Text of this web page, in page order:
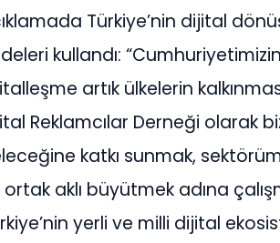
Türkiye’nin dijital
kullandı:
artık ülkelerin
Reklamcılar Derneği olarak
katkı sunmak,
aklı büyütmek adına
yerli ve milli dijital